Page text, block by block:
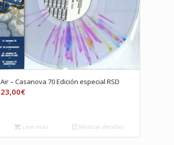
Air – Casanova 70 Edición especial RSD
23,00€
Leer más Mostrar detalles